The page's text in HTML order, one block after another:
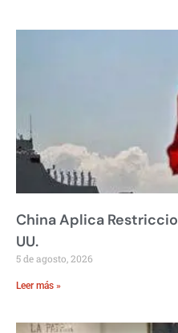
China Aplica
UU.
5 de agosto, 2026
Leer más »